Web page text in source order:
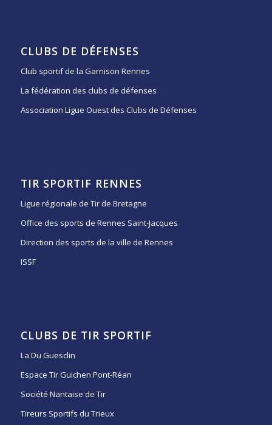
CLUBS DE DÉFENSES
Club sportif de la Garnison Rennes
La fédération des clubs de défenses
Association Ligue Ouest des Clubs de Défenses
TIR SPORTIF RENNES
Ligue régionale de Tir de Bretagne
Office des sports de Rennes Saint-Jacques
Direction des sports de la ville de Rennes
ISSF
CLUBS DE TIR SPORTIF
La Du Guesclin
Espace Tir Guichen Pont-Réan
Société Nantaise de Tir
Tireurs Sportifs du Trieux